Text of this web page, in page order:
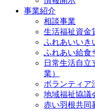
事業紹介
相談事業
生活福祉資金
ふれあいいき
ふれあい給食
日常生活自立
業）
ボランティア
地域福祉協議
赤い羽根共同